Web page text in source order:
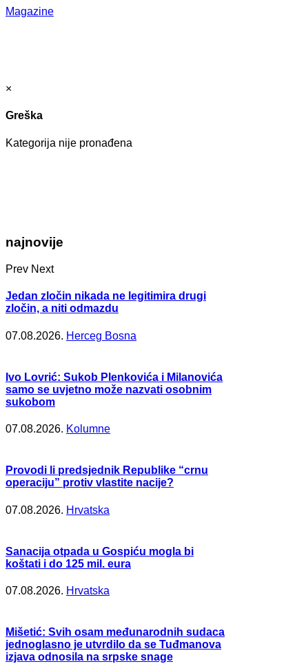
Magazine
×
Greška
Kategorija nije pronađena
najnovije
Prev Next
Jedan zločin nikada ne legitimira drugi
zločin, a niti odmazdu
07.08.2026. Herceg Bosna
Ivo Lovrić: Sukob Plenkovića i Milanovića
samo se uvjetno može nazvati osobnim
sukobom
07.08.2026. Kolumne
Provodi li predsjednik Republike “crnu
operaciju” protiv vlastite nacije?
07.08.2026. Hrvatska
Sanacija otpada u Gospiću mogla bi
koštati i do 125 mil. eura
07.08.2026. Hrvatska
Mišetić: Svih osam međunarodnih sudaca
jednoglasno je utvrdilo da se Tuđmanova
izjava odnosila na srpske snage